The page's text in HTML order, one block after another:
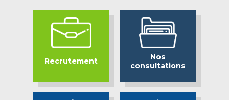
Recrutement
Nos
consultations